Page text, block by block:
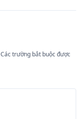
Các trường bắt buộc được